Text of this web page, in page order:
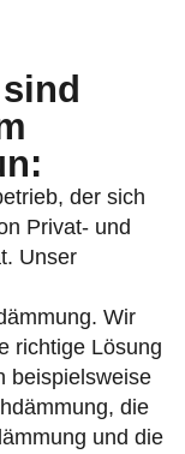
der sich
Privat- und
Unser
Wir
richtige Lösung
beispielsweise
die
und die